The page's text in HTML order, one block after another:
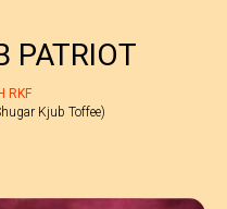
PATRIOT
RKF
Kjub Toffee)